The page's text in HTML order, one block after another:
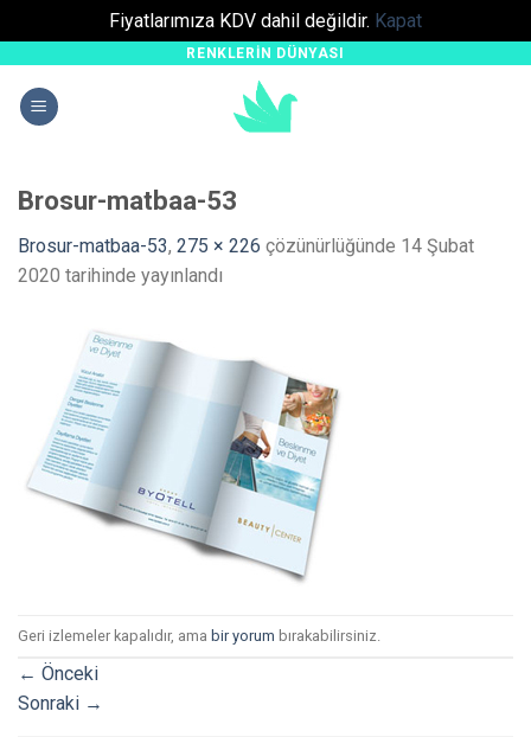
Fiyatlarımıza KDV dahil değildir. Kapat
content
RENKLERIN DÜNYASI
Brosur-matbaa-53
Brosur-matbaa-53, 275 × 226 çözünürlüğünde 14 Şubat
2020 tarihinde yayınlandı
Geri izlemeler kapalıdır, ama bir yorum bırakabilirsiniz.
← Önceki
Sonraki →